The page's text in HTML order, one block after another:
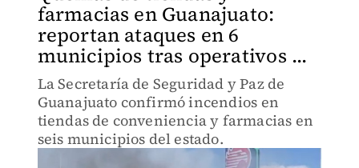
farmacias en Guanajuato:
reportan ataques en 6
municipios tras operativos ...
La Secretaría de Seguridad y Paz de
Guanajuato confirmó incendios en
tiendas de conveniencia y farmacias en
seis municipios del estado.